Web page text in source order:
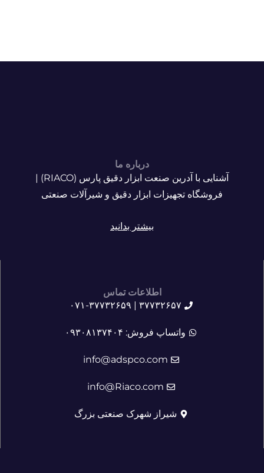
درباره ما
آشنایی با آدرین صنعت ابزار دقیق پارس (RIACO) |
فروشگاه تجهیزات ابزار دقیق و شیرآلات صنعتی
بیشتر بدانید
اطلاعات تماس
۳۷۷۳۲۶۵۷ | ۰۷۱-۳۷۷۳۲۶۵۹
واتساپ فروش: ۰۹۳۰۸۱۳۷۴۰۴
info@adspco.com
info@Riaco.com
شیراز شهرک صنعتی بزرگ